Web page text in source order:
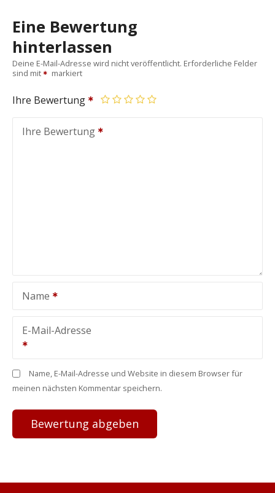
Eine Bewertung
hinterlassen
Deine E-Mail-Adresse wird nicht veröffentlicht. Erforderliche Felder
sind mit
markiert
Ihre Bewertung
Ihre Bewertung
Name
E-Mail-Adresse
Name, E-Mail-Adresse und Website in diesem Browser für
meinen nächsten Kommentar speichern.